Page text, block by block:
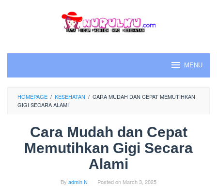
MENU
HOMEPAGE / KESEHATAN / CARA MUDAH DAN CEPAT MEMUTIHKAN
GIGI SECARA ALAMI
Cara Mudah dan Cepat
Memutihkan Gigi Secara
Alami
By admin N Posted on March 3, 2025